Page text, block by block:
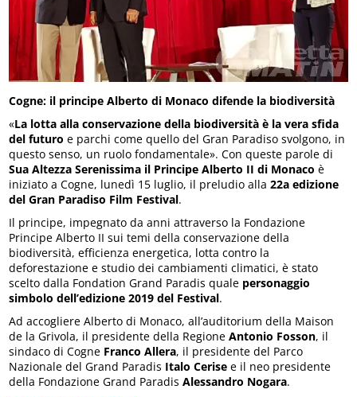
Cogne: il principe Alberto di Monaco difende la biodiversità
«La lotta alla conservazione della biodiversità è la vera sfida
del futuro e parchi come quello del Gran Paradiso svolgono, in
questo senso, un ruolo fondamentale». Con queste parole di
Sua Altezza Serenissima il Principe Alberto II di Monaco è
iniziato a Cogne, lunedì 15 luglio, il preludio alla22a edizione
del Gran Paradiso Film Festival.
Il principe, impegnato da anni attraverso la Fondazione
Principe Alberto II sui temi della conservazione della
biodiversità, efficienza energetica, lotta contro la
deforestazione e studio dei cambiamenti climatici, è stato
scelto dalla Fondation Grand Paradis quale personaggio
simbolo dell’edizione 2019 del Festival.
Ad accogliere Alberto di Monaco, all’auditorium della Maison
de la Grivola, il presidente della RegioneAntonio Fosson, il
sindaco di Cogne Franco Allera, il presidente del Parco
Nazionale del Grand Paradis Italo Cerise e il neo presidente
della Fondazione Grand ParadisAlessandro Nogara.